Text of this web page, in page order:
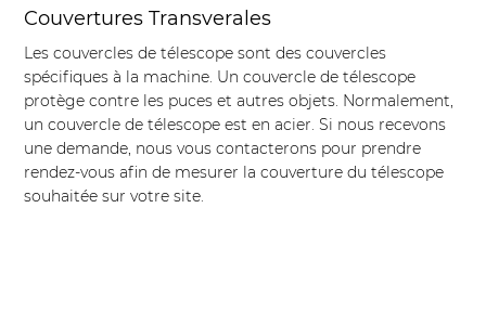
Couvertures Transverales
Les couvercles de télescope sont des couvercles
spécifiques à la machine. Un couvercle de télescope
protège contre les puces et autres objets. Normalement,
un couvercle de télescope est en acier. Si nous recevons
une demande, nous vous contacterons pour prendre
rendez-vous afin de mesurer la couverture du télescope
souhaitée sur votre site.